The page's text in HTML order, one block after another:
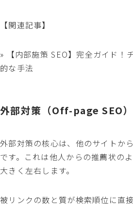
【関連記事】
» 【内部施策 SEO】完全ガイド！
的な手法
外部対策（Off-page SEO
外部対策の核心は、他のサイトか
です。これは他人からの推薦状の
大きく左右します。
被リンクの数と質が検索順位に直